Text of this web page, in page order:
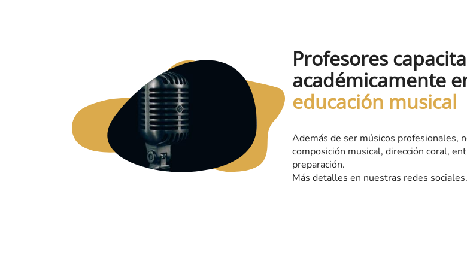
Profesores
académicamente
educación musical
Además de ser músicos profesionales,
composición musical, dirección coral,
preparación.
Más detalles en nuestras redes sociales.